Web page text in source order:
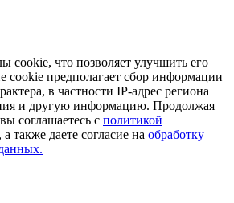
cookie, что позволяет улучшить его
cookie предполагает сбор информации
в частности IP-адрес региона
и другую информацию. Продолжая
соглашаетесь с политикой
, а также даете согласие на обработку